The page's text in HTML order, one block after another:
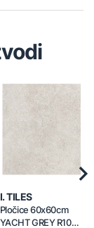
I. TILES
Pločice 60x60cm
YACHT GREY R10